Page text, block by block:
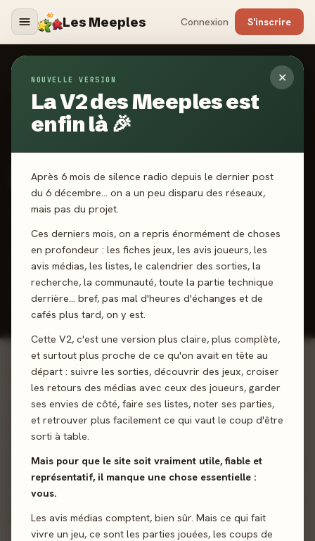
Les Meeples Connexion S'inscrire
✕
NOUVELLE VERSION
La V2 des Meeples est
enfin là 🎉
Après 6 mois de silence radio depuis le dernier post
du 6 décembre… on a un peu disparu des réseaux,
mais pas du projet.
Ces derniers mois, on a repris énormément de choses
en profondeur : les fiches jeux, les avis joueurs, les
avis médias, les listes, le calendrier des sorties, la
recherche, la communauté, toute la partie technique
derrière… bref, pas mal d'heures d'échanges et de
cafés plus tard, on y est.
Cette V2, c'est une version plus claire, plus complète,
et surtout plus proche de ce qu'on avait en tête au
départ : suivre les sorties, découvrir des jeux, croiser
les retours des médias avec ceux des joueurs, garder
ses envies de côté, faire ses listes, noter ses parties,
et retrouver plus facilement ce qui vaut le coup d'être
sorti à table.
Mais pour que le site soit vraiment utile, fiable et
représentatif, il manque une chose essentielle :
vous.
Les avis médias comptent, bien sûr. Mais ce qui fait
vivre un jeu, ce sont les parties jouées, les coups de
Jeux/Inflexibles : Renforts
2026·NUTS! PUBLISHING
Inflexibles : Renforts
2 joueurs 14 ans+
J'ai joué Envie de jouer Wishlist
Donner mon avis
01 - LE JEU
Faites appels à des renforts ! Libérez la puissance des
chars allemands et américains dans Inflexibles :
Normandie, ou utilisez des mines, des avions d’assaut et
d’autres nouvelles unités dans Inflexibles : Afrique du Nord.
Que vous possédiez l’un ou l’autre des jeux Inflexibles,
vous pourrez désormais jouer seul (mode solo) ou à quatre
joueurs !